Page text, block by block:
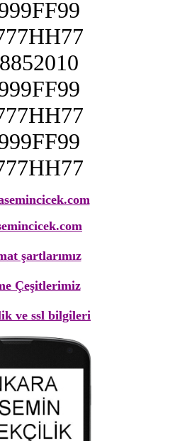
şartlarımız
Çeşitlerimiz
ve ssl bilgileri